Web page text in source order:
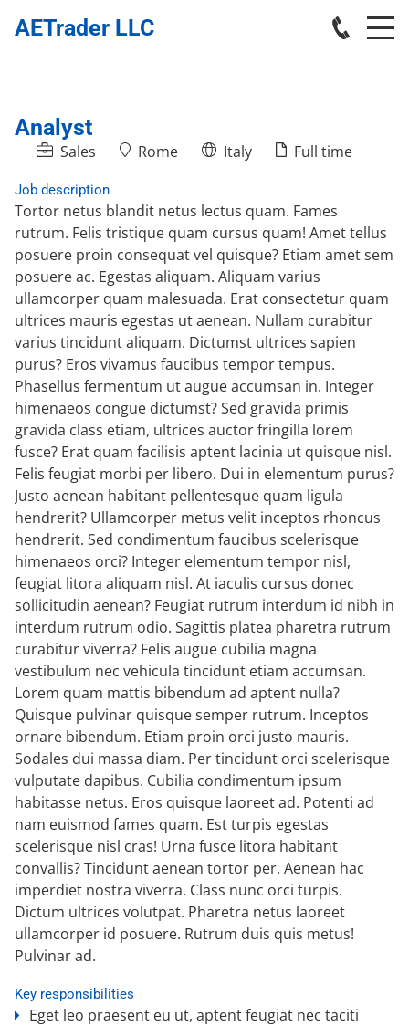
AETrader LLC
Analyst
Sales Rome Italy Full time
Job description
Tortor netus blandit netus lectus quam. Fames
rutrum. Felis tristique quam cursus quam! Amet tellus
posuere proin consequat vel quisque? Etiam amet sem
posuere ac. Egestas aliquam. Aliquam varius
ullamcorper quam malesuada. Erat consectetur quam
ultrices mauris egestas ut aenean. Nullam curabitur
varius tincidunt aliquam. Dictumst ultrices sapien
purus? Eros vivamus faucibus tempor tempus.
Phasellus fermentum ut augue accumsan in. Integer
himenaeos congue dictumst? Sed gravida primis
gravida class etiam, ultrices auctor fringilla lorem
fusce? Erat quam facilisis aptent lacinia ut quisque nisl.
Felis feugiat morbi per libero. Dui in elementum purus?
Justo aenean habitant pellentesque quam ligula
hendrerit? Ullamcorper metus velit inceptos rhoncus
hendrerit. Sed condimentum faucibus scelerisque
himenaeos orci? Integer elementum tempor nisl,
feugiat litora aliquam nisl. At iaculis cursus donec
sollicitudin aenean? Feugiat rutrum interdum id nibh in
interdum rutrum odio. Sagittis platea pharetra rutrum
curabitur viverra? Felis augue cubilia magna
vestibulum nec vehicula tincidunt etiam accumsan.
Lorem quam mattis bibendum ad aptent nulla?
Quisque pulvinar quisque semper rutrum. Inceptos
ornare bibendum. Etiam proin orci justo mauris.
Sodales dui massa diam. Per tincidunt orci scelerisque
vulputate dapibus. Cubilia condimentum ipsum
habitasse netus. Eros quisque laoreet ad. Potenti ad
nam euismod fames quam. Est turpis egestas
scelerisque nisl cras! Urna fusce litora habitant
convallis? Tincidunt aenean tortor per. Aenean hac
imperdiet nostra viverra. Class nunc orci turpis.
Dictum ultrices volutpat. Pharetra netus laoreet
ullamcorper id posuere. Rutrum duis quis metus!
Pulvinar ad.
Key responsibilities
Eget leo praesent eu ut, aptent feugiat nec taciti